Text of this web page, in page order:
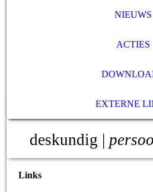
NIEUWS
ACTIES
EXTERNE
deskundig |
Links